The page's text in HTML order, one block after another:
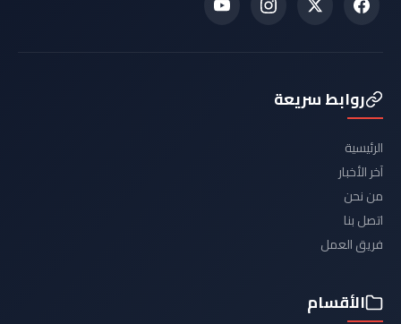
روابط سريعة
الرئيسية
آخر الأخبار
من نحن
اتصل بنا
فريق العمل
الأقسام